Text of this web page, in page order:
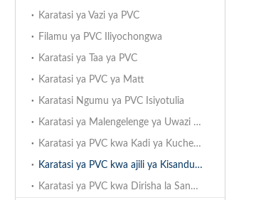
Karatasi ya Vazi ya PVC
Filamu ya PVC Iliyochongwa
Karatasi ya Taa ya PVC
Karatasi ya PVC ya Matt
Karatasi Ngumu ya PVC Isiyotulia
Karatasi ya Malengelenge ya Uwazi ya PVC
Karatasi ya PVC kwa Kadi ya Kuchezea
Karatasi ya PVC kwa ajili ya Kisanduku Kinachokunjwa
Karatasi ya PVC kwa Dirisha la Sanduku